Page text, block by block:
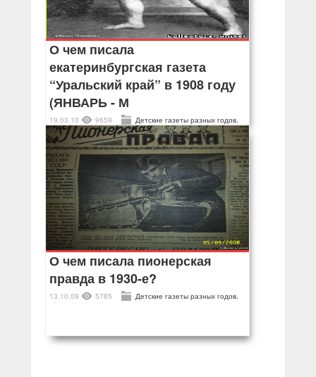
О чем писала
екатеринбургская газета
“Уральский край” в 1908 году
(ЯНВАРЬ - М
19.03.10 9659 Детские газеты разных годов.
О чем писала пионерская
правда в 1930-е?
13.10.09 5785 Детские газеты разных годов.